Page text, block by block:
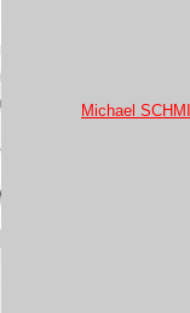
Michael